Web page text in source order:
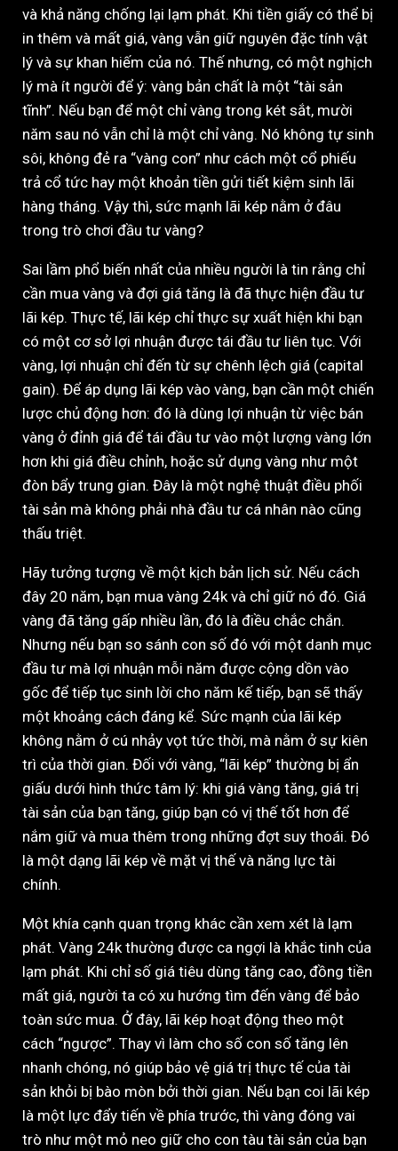
và khả năng chống lại lạm phát. Khi tiền giấy có thể bị
in thêm và mất giá, vàng vẫn giữ nguyên đặc tính vật
lý và sự khan hiếm của nó. Thế nhưng, có một nghịch
lý mà ít người để ý: vàng bản chất là một “tài sản
tĩnh”. Nếu bạn để một chỉ vàng trong két sắt, mười
năm sau nó vẫn chỉ là một chỉ vàng. Nó không tự sinh
sôi, không đẻ ra “vàng con” như cách một cổ phiếu
trả cổ tức hay một khoản tiền gửi tiết kiệm sinh lãi
hàng tháng. Vậy thì, sức mạnh lãi kép nằm ở đâu
trong trò chơi đầu tư vàng?
Sai lầm phổ biến nhất của nhiều người là tin rằng chỉ
cần mua vàng và đợi giá tăng là đã thực hiện đầu tư
lãi kép. Thực tế, lãi kép chỉ thực sự xuất hiện khi bạn
có một cơ sở lợi nhuận được tái đầu tư liên tục. Với
vàng, lợi nhuận chỉ đến từ sự chênh lệch giá (capital
gain). Để áp dụng lãi kép vào vàng, bạn cần một chiến
lược chủ động hơn: đó là dùng lợi nhuận từ việc bán
vàng ở đỉnh giá để tái đầu tư vào một lượng vàng lớn
hơn khi giá điều chỉnh, hoặc sử dụng vàng như một
đòn bẩy trung gian. Đây là một nghệ thuật điều phối
tài sản mà không phải nhà đầu tư cá nhân nào cũng
thấu triệt.
Hãy tưởng tượng về một kịch bản lịch sử. Nếu cách
đây 20 năm, bạn mua vàng 24k và chỉ giữ nó đó. Giá
vàng đã tăng gấp nhiều lần, đó là điều chắc chắn.
Nhưng nếu bạn so sánh con số đó với một danh mục
đầu tư mà lợi nhuận mỗi năm được cộng dồn vào
gốc để tiếp tục sinh lời cho năm kế tiếp, bạn sẽ thấy
một khoảng cách đáng kể. Sức mạnh của lãi kép
không nằm ở cú nhảy vọt tức thời, mà nằm ở sự kiên
trì của thời gian. Đối với vàng, “lãi kép” thường bị ẩn
giấu dưới hình thức tâm lý: khi giá vàng tăng, giá trị
tài sản của bạn tăng, giúp bạn có vị thế tốt hơn để
nắm giữ và mua thêm trong những đợt suy thoái. Đó
là một dạng lãi kép về mặt vị thế và năng lực tài
chính.
Một khía cạnh quan trọng khác cần xem xét là lạm
phát. Vàng 24k thường được ca ngợi là khắc tinh của
lạm phát. Khi chỉ số giá tiêu dùng tăng cao, đồng tiền
mất giá, người ta có xu hướng tìm đến vàng để bảo
toàn sức mua. Ở đây, lãi kép hoạt động theo một
cách “ngược”. Thay vì làm cho số con số tăng lên
nhanh chóng, nó giúp bảo vệ giá trị thực tế của tài
sản khỏi bị bào mòn bởi thời gian. Nếu bạn coi lãi kép
là một lực đẩy tiến về phía trước, thì vàng đóng vai
trò như một mỏ neo giữ cho con tàu tài sản của bạn